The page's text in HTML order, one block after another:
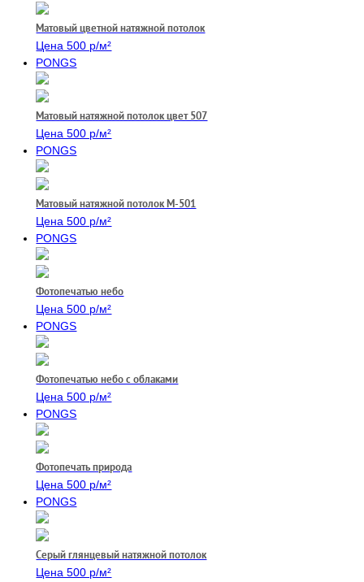
Матовый цветной натяжной потолок
Цена 500 р/м²
PONGS
Матовый натяжной потолок цвет 507
Цена 500 р/м²
PONGS
Матовый натяжной потолок М-501
Цена 500 р/м²
PONGS
Фотопечатью небо
Цена 500 р/м²
PONGS
Фотопечатью небо с облаками
Цена 500 р/м²
PONGS
Фотопечать природа
Цена 500 р/м²
PONGS
Серый глянцевый натяжной потолок
Цена 500 р/м²